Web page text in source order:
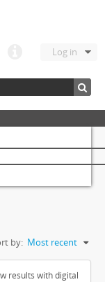
Log in
by: Most recent
results with digital